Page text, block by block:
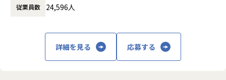
す。
を実現しています。
【業務の変更の範囲】
に渡ります。いわゆる技術者派遣と呼ばれ
働く場所に関わらない事業支援や最新技術を
用いた研究開発などを行っています。
従業員数 24,596人
詳細を見る 応募する